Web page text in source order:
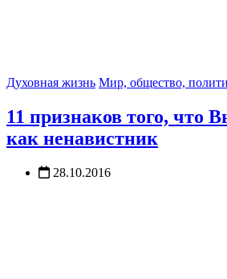
Духовная жизнь Мир, общество,
11 признаков того, что
как ненавистник
28.10.2016